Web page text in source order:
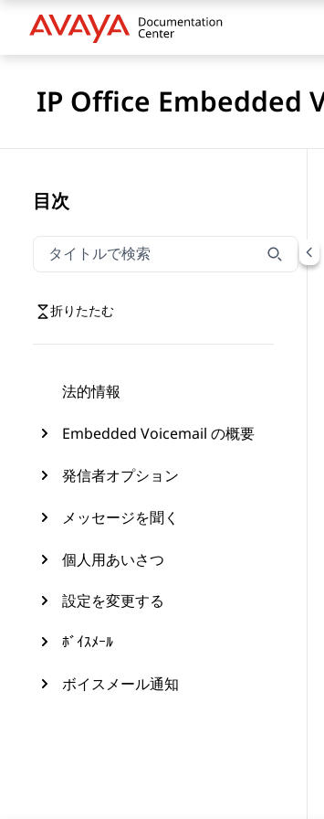
IP Office Embedded
目次
タイトルでナビゲーションをフィルター
タイトルでナビゲーション項目を絞り込
折りたたむ
法的情報
Embedded Voicemail の概要
発信者オプション
メッセージを聞く
個人用あいさつ
設定を変更する
ﾎﾞｲｽﾒｰﾙ
ボイスメール通知